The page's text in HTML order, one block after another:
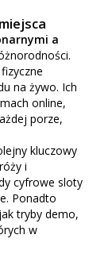
a
na żywo. Ich
online,
porze,
kluczowy
i
cyfrowe sloty
Ponadto
tryby demo,
w